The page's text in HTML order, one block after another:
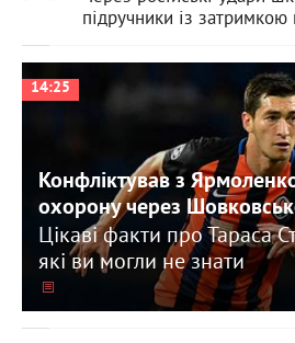
підручники із затримкою
14:25
Конфліктував з
охорону через
Цікаві факти про Тараса
які ви могли не знати